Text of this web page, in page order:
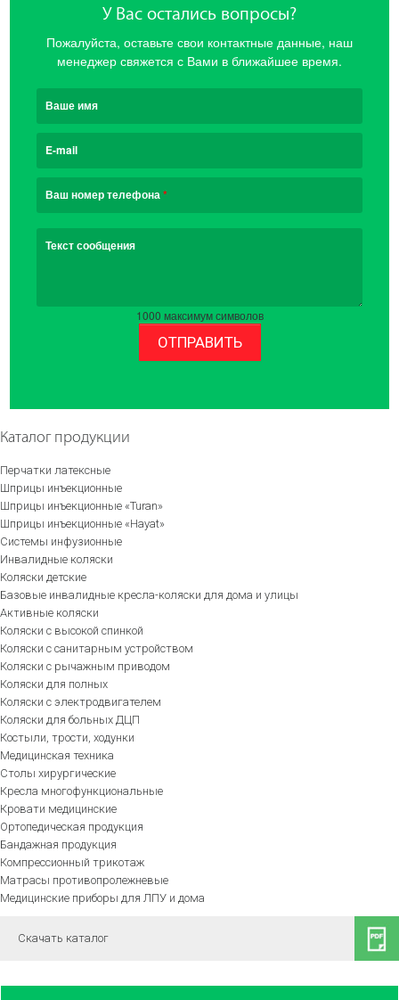
У Вас остались вопросы?
Пожалуйста, оставьте свои контактные данные, наш
менеджер свяжется с Вами в ближайшее время.
Ваше имя
E-mail
Ваш номер телефона*
Текст сообщения
1000 максимум символов
ОТПРАВИТЬ
Каталог продукции
Перчатки латексные
Шприцы инъекционные
Шприцы инъекционные «Turan»
Шприцы инъекционные «Hayat»
Системы инфузионные
Инвалидные коляски
Коляски детские
Базовые инвалидные кресла-коляски для дома и улицы
Активные коляски
Коляски с высокой спинкой
Коляски с санитарным устройством
Коляски с рычажным приводом
Коляски для полных
Коляски с электродвигателем
Коляски для больных ДЦП
Костыли, трости, ходунки
Медицинская техника
Столы хирургические
Кресла многофункциональные
Кровати медицинские
Ортопедическая продукция
Бандажная продукция
Компрессионный трикотаж
Матрасы противопролежневые
Медицинские приборы для ЛПУ и дома
Скачать каталог